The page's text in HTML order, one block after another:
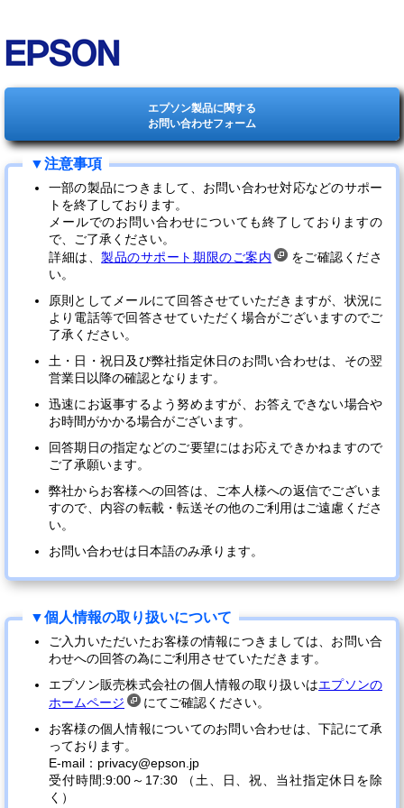
エプソン製品に関する
お問い合わせフォーム
一部の製品につきまして、お問い合わせ対応などのサポー
トを終了しております。
メールでのお問い合わせについても終了しておりますの
で、ご了承ください。
詳細は、製品のサポート期限のご案内
をご確認くださ
い。
原則としてメールにて回答させていただきますが、状況に
より電話等で回答させていただく場合がございますのでご
了承ください。
土・日・祝日及び弊社指定休日のお問い合わせは、その翌
営業日以降の確認となります。
迅速にお返事するよう努めますが、お答えできない場合や
お時間がかかる場合がございます。
回答期日の指定などのご要望にはお応えできかねますので
ご了承願います。
弊社からお客様への回答は、ご本人様への返信でございま
すので、内容の転載・転送その他のご利用はご遠慮くださ
い。
お問い合わせは日本語のみ承ります。
ご入力いただいたお客様の情報につきましては、お問い合
わせへの回答の為にご利用させていただきます。
エプソン販売株式会社の個人情報の取り扱いはエプソンの
ホームページ
にてご確認ください。
お客様の個人情報についてのお問い合わせは、下記にて承
っております。
E-mail：privacy@epson.jp
受付時間:9:00～17:30 （土、日、祝、当社指定休日を除
く）